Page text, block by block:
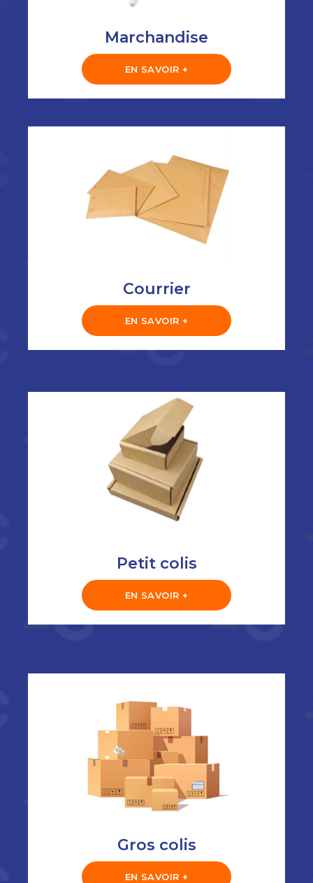
Marchandise
EN SAVOIR +
Courrier
EN SAVOIR +
Petit colis
EN SAVOIR +
Gros colis
EN SAVOIR +